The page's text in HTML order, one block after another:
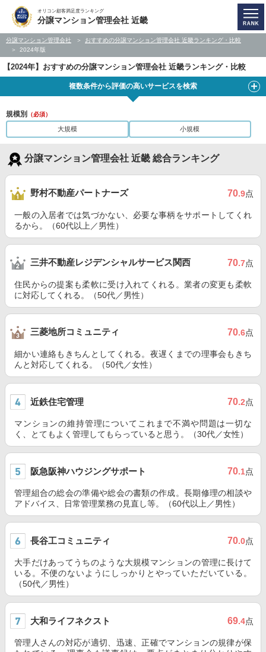
オリコン顧客満足度ランキング
分譲マンション管理会社 近畿
分譲マンション管理会社
おすすめの分譲マンション管理会社 近畿ランキング・比較
2024年版
【2024年】おすすめの分譲マンション管理会社 近畿ランキング・比較
複数条件から評価の高いサービスを検索
規模別 （必須）
大規模 小規模
分譲マンション管理会社 近畿 総合ランキング
野村不動産パートナーズ 70.9点
一般の入居者では気づかない、必要な事柄をサポートしてくれ
るから。（60代以上／男性）
三井不動産レジデンシャルサービス関西 70.7点
住民からの提案も柔軟に受け入れてくれる。業者の変更も柔軟
に対応してくれる。（50代／男性）
三菱地所コミュニティ 70.6点
細かい連絡もきちんとしてくれる。夜遅くまでの理事会もきち
んと対応してくれる。（50代／女性）
近鉄住宅管理 70.2点
マンションの維持管理についてこれまで不満や問題は一切な
く、とてもよく管理してもらっていると思う。（30代／女性）
阪急阪神ハウジングサポート 70.1点
管理組合の総会の準備や総会の書類の作成。長期修理の相談や
アドバイス、日常管理業務の見直し等。（60代以上／男性）
長谷工コミュニティ 70.0点
大手だけあってうちのような大規模マンションの管理に長けて
いる。不便のないようにしっかりとやっていただいている。
（50代／男性）
大和ライフネクスト 69.4点
管理人さんの対応が適切、迅速、正確でマンションの規律が保